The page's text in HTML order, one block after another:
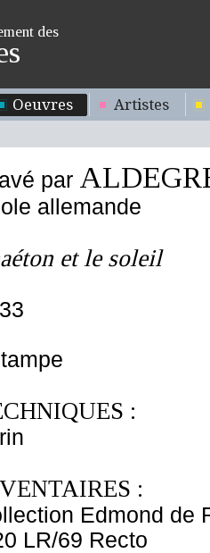
des
Oeuvres Artistes
par
allemande
et le soleil
:
:
Edmond de
LR/69 Recto